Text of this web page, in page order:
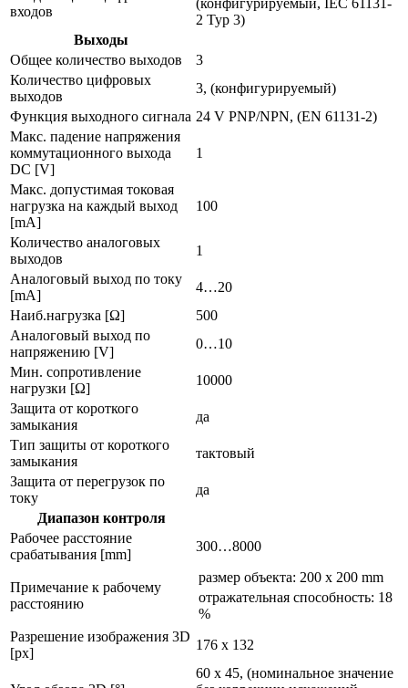
входов
2 Typ 3)
Выходы
Общее количество выходов
3
Количество цифровых
выходов
3, (конфигурируемый)
Функция выходного сигнала 24 V PNP/NPN, (EN 61131-2)
Макс. падение напряжения
коммутационного выхода
DC [V]
1
Макс. допустимая токовая
нагрузка на каждый выход
[mA]
100
Количество аналоговых
выходов
1
Аналоговый выход по току
[mA]
4…20
Наиб.нагрузка [Ω]
500
Аналоговый выход по
напряжению [V]
0…10
Мин. сопротивление
нагрузки [Ω]
10000
Защита от короткого
замыкания
да
Тип защиты от короткого
замыкания
тактовый
Защита от перегрузок по
току
да
Диапазон контроля
Рабочее расстояние
срабатывания [mm]
300…8000
Примечание к рабочему
расстоянию
размер объекта: 200 x 200 mm
отражательная способность: 18
%
Разрешение изображения 3D
[px]
176 x 132
60 x 45, (номинальное значение